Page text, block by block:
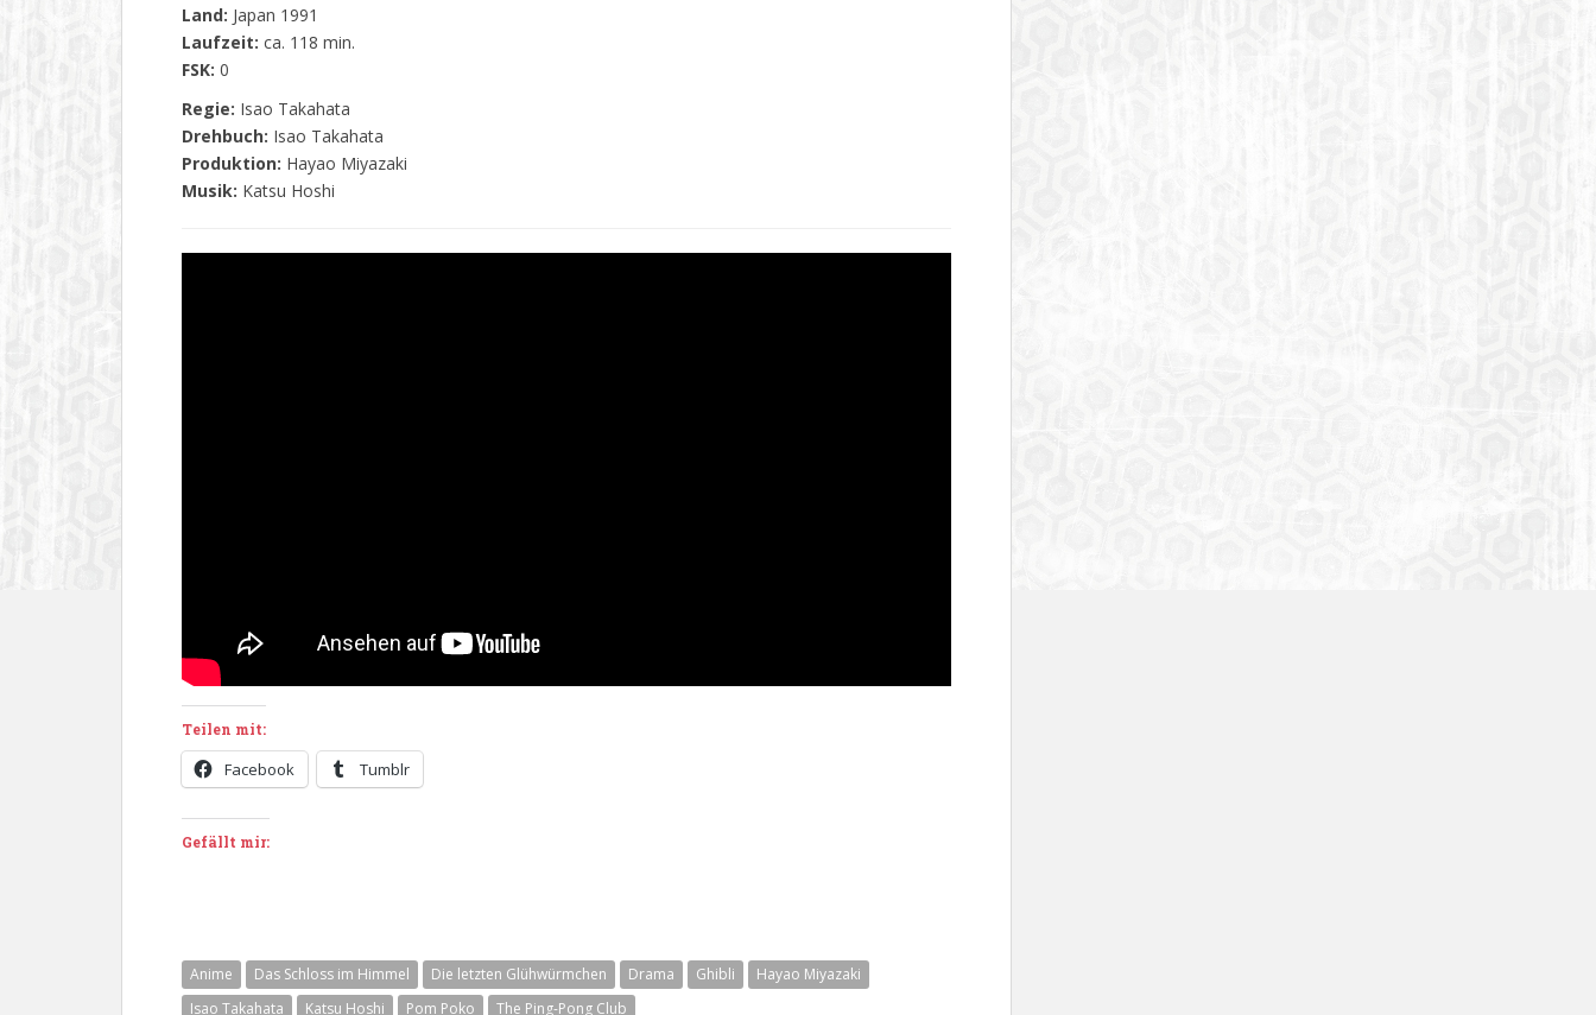
Land: Japan 1991
Laufzeit: ca. 118 min.
FSK: 0
Regie: Isao Takahata
Drehbuch: Isao Takahata
Produktion: Hayao Miyazaki
Musik: Katsu Hoshi
Teilen mit:
Facebook Tumblr
Gefällt mir:
Anime Das Schloss im Himmel Die letzten Glühwürmchen Drama Ghibli
Hayao Miyazaki
Isao Takahata
Katsu Hoshi Pom Poko The Ping-Pong Club